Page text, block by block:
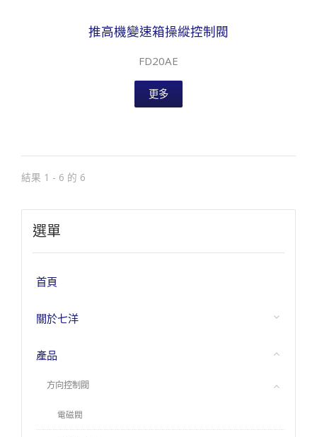
推高機變速箱操縱控制閥
FD20AE
更多
結果 1 - 6 的 6
選單
首頁
關於七洋
產品
方向控制閥
電磁閥